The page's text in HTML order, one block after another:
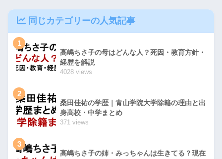
同じカテゴリーの人気記事
1
高嶋ちさ子の母はどんな人？死因・教育方針・
経歴を解説
4028 views
2
桑田佳祐の学歴｜青山学院大学除籍の理由と出
身高校・中学まとめ
371 views
3
高嶋ちさ子の姉・みっちゃんは生きてる？現在